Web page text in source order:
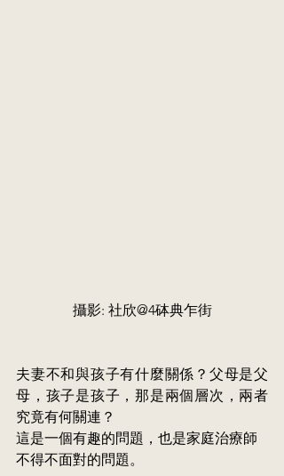
攝影: 社欣@4砵典乍街
夫妻不和與孩子有什麼關係？父母是父
母，孩子是孩子，那是兩個層次，兩者
究竟有何關連？
這是一個有趣的問題，也是家庭治療師
不得不面對的問題。